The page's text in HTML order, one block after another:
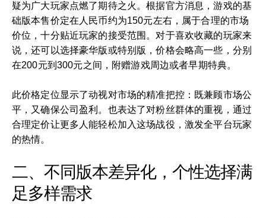
疑为广大玩家点燃了期待之火。根据官方消息，游戏的基
础版本售价定在人民币约为150元左右，属于合理的市场
价位，十分贴近玩家的接受范围。对于喜欢收藏的玩家来
说，还可以选择豪华版或特别版，价格会略高一些，分别
在200元到300元之间，附赠游戏周边或者早期特典。
此价格定位显示了动视对市场的精准把控：既兼顾市场公
平，又确保公司盈利。也表达了对粉丝群体的重视，通过
合理定价让更多人能轻松加入这场战役，激发全平台玩家
的热情。
二、不同版本差异化，个性选择满
足多样需求